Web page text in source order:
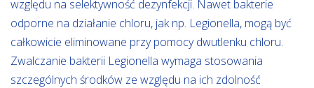
względu na selektywność dezynfekcji. Nawet bakterie
odporne na działanie chloru, jak np. Legionella, mogą być
całkowicie eliminowane przy pomocy dwutlenku chloru.
Zwalczanie bakterii Legionella wymaga stosowania
szczególnych środków ze względu na ich zdolność